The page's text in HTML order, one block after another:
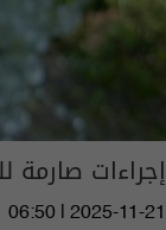
إجراءات صارمة
06:50 | 2025-11-21